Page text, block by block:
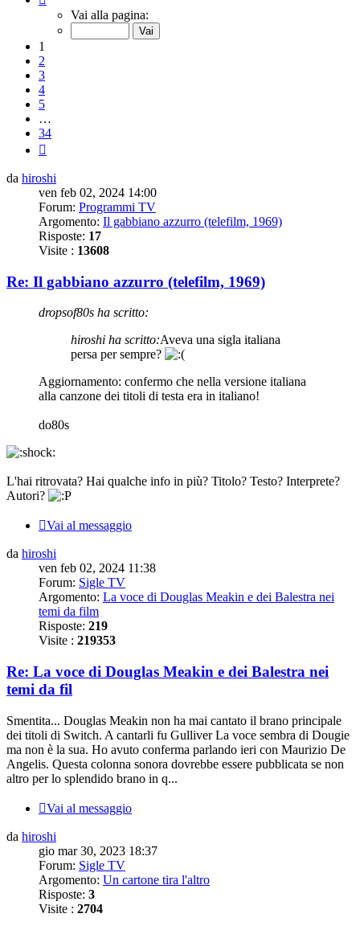
Vai alla pagina:
1
2
3
4
5
…
34
da hiroshi
ven feb 02, 2024 14:00
Forum: Programmi TV
Argomento: Il gabbiano azzurro (telefilm, 1969)
Risposte: 17
Visite : 13608
Re: Il gabbiano azzurro (telefilm, 1969)
dropsof80s ha scritto:
hiroshi ha scritto:Aveva una sigla italiana
persa per sempre?
Aggiornamento: confermo che nella versione italiana
alla canzone dei titoli di testa era in italiano!
do80s
L'hai ritrovata? Hai qualche info in più? Titolo? Testo? Interprete?
Autori?
Vai al messaggio
da hiroshi
ven feb 02, 2024 11:38
Forum: Sigle TV
Argomento: La voce di Douglas Meakin e dei Balestra nei
temi da film
Risposte: 219
Visite : 219353
Re: La voce di Douglas Meakin e dei Balestra nei
temi da fil
Smentita... Douglas Meakin non ha mai cantato il brano principale
dei titoli di Switch. A cantarli fu Gulliver La voce sembra di Dougie
ma non è la sua. Ho avuto conferma parlando ieri con Maurizio De
Angelis. Questa colonna sonora dovrebbe essere pubblicata se non
altro per lo splendido brano in q...
Vai al messaggio
da hiroshi
gio mar 30, 2023 18:37
Forum: Sigle TV
Argomento: Un cartone tira l'altro
Risposte: 3
Visite : 2704